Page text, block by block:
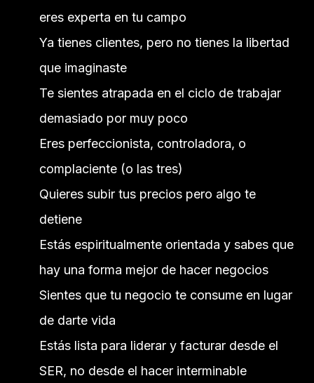
eres experta en tu campo
Ya tienes clientes, pero no tienes la libertad
que imaginaste
Te sientes atrapada en el ciclo de trabajar
demasiado por muy poco
Eres perfeccionista, controladora, o
complaciente (o las tres)
Quieres subir tus precios pero algo te
detiene
Estás espiritualmente orientada y sabes que
hay una forma mejor de hacer negocios
Sientes que tu negocio te consume en lugar
de darte vida
Estás lista para liderar y facturar desde el
SER, no desde el hacer interminable